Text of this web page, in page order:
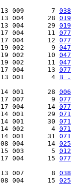
009       7
004      28
004      29
004      11
004      12
002       9
002      10
002      11
004      13
001       4
B
001      28
007       9
004      14
001      29
001      30
002       4
001      31
004      14
15 003       5
004      15
007       8
004      15